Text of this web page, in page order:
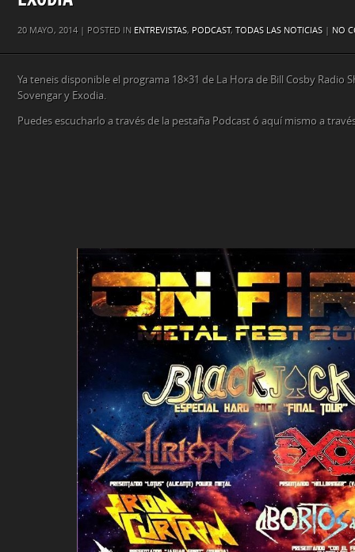
20 MAYO, 2014 | POSTED IN ENTREVISTAS, PODCAST, TODAS LAS NOTICIAS | NO
Ya teneis disponible el programa 18×31 de La Hora de Bill Cosby Radio
Sovengar y Exodia.
Puedes escucharlo a través de la pestaña Podcast ó aquí mismo a